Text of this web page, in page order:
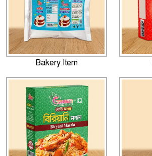
Bakery Item